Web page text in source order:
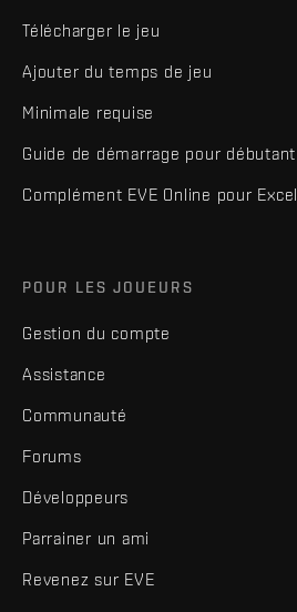
Télécharger le jeu
Ajouter du temps de jeu
Minimale requise
Guide de démarrage pour débutant
Complément EVE Online pour Excel
POUR LES JOUEURS
Gestion du compte
Assistance
Communauté
Forums
Développeurs
Parrainer un ami
Revenez sur EVE